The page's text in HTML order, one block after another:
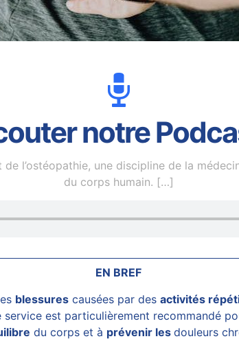
notre
l’ostéopathie, une discipline de la
du corps humain. […]
EN BREF
blessures causées par desactivités
est particulièrement recommandé
du corps et à prévenir lesdouleurs